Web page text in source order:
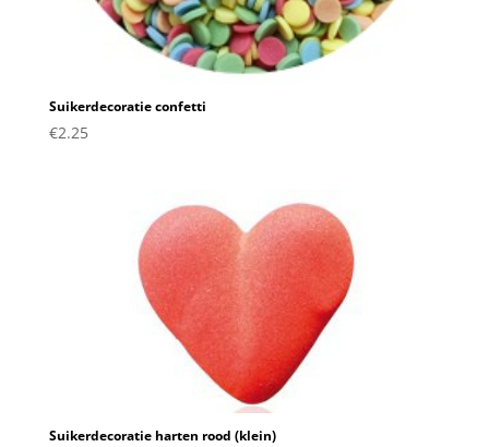
Suikerdecoratie confetti
€2.25
Suikerdecoratie harten rood (klein)